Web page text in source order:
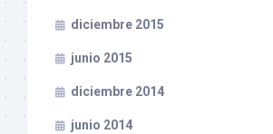
diciembre 2015
junio 2015
diciembre 2014
junio 2014